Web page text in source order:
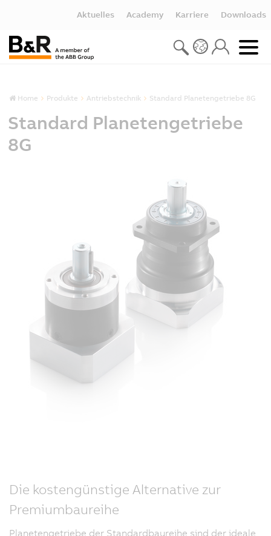
Aktuelles Academy Karriere Downloads
Home Produkte Antriebstechnik Standard Planetengetriebe 8G
Standard Planetengetriebe
8G
Die kostengünstige Alternative zur
Premiumbaureihe
Planetengetriebe der Standardbaureihe sind der ideale